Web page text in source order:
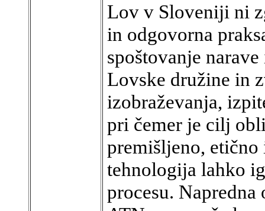
Lov v Sloveniji ni
in odgovorna
spoštovanje
Lovske družine in
izobraževanja,
pri čemer je cilj
premišljeno, etično
tehnologija lahko
procesu.